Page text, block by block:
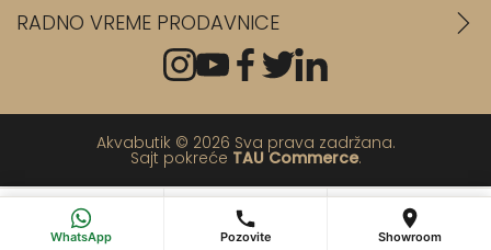
RADNO VREME PRODAVNICE
Akvabutik © 2026 Sva prava zadržana.
Sajt pokreće TAU Commerce.
WhatsApp Pozovite Showroom
💬
WhatsApp
📞
Pozovi
📍
Poseti salon